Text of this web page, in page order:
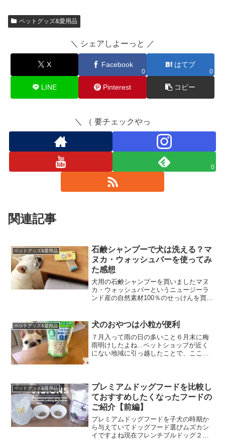
ペットグッズ&愛用品
＼ シェアしよーっと ／
X Facebook
0
はてブ
0
LINE Pinterest コピー
＼ （ 要チェックやっ
0
関連記事
ペットグッズ&愛用品
石鹸シャンプーで犬は洗える？マ
ヌカ・ウォッシュバーを使ってみ
た感想
犬用の石鹸シャンプーを買いましたマヌ
カ・ウォッシュバーというニュージーラ
ンド産の自然素材100％のせっけんを買い
が分かる、高品質な原材料の石鹸上記販
売元のHPに詳しく載...
ペットグッズ&愛用品 犬のおやつは小粒が便利
７月入って雨の日の多いこと６月末に梅
雨明けしたよね...ペットショップが近く
にない地域に引っ越したことで、ここ１
せん。そこで先日、横...
ペットグッズ&愛用品
プレミアムドッグフードを比較し
ておすすめしたくなったフードの
ご紹介【前編】
プレミアムドッグフードを子犬の時期か
ら与えていてドッグフード選びムズカシ
イですよね現在フレンチブルドッグ２才